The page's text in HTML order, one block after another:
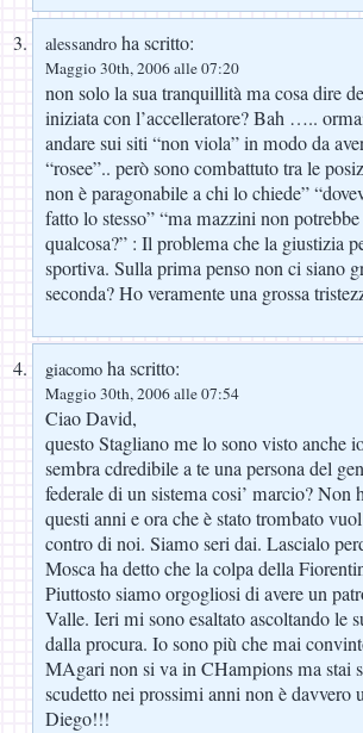
alessandro ha scritto:
Maggio 30th, 2006 alle 07:20
non solo la sua tranquillità ma cosa dire
iniziata con l’accelleratore? Bah …..
andare sui siti “non viola” in modo da
“rosee”.. però sono combattuto tra le
non è paragonabile a chi lo chiede”
fatto lo stesso” “ma mazzini non
qualcosa?” : Il problema che la giustizia
sportiva. Sulla prima penso non ci siano
seconda? Ho veramente una grossa
giacomo ha scritto:
Maggio 30th, 2006 alle 07:54
Ciao David,
questo Stagliano me lo sono visto anche
sembra cdredibile a te una persona del
federale di un sistema cosi’ marcio? Non
questi anni e ora che è stato trombato
contro di noi. Siamo seri dai. Lascialo
Mosca ha detto che la colpa della
Piuttosto siamo orgogliosi di avere un
Valle. Ieri mi sono esaltato ascoltando le
dalla procura. Io sono più che mai
MAgari non si va in CHampions ma stai
scudetto nei prossimi anni non è davvero
Diego!!!